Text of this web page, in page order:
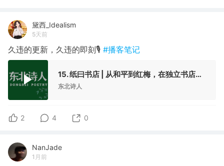
黛西_Idealism
5天前
久违的更新，久违的即刻🎙️ #播客笔记
15. 纸曰书店 | 从和平到红梅，在独立书店里重新认识“沈阳”！
东北诗人
2 4 0
NanJade
1月前